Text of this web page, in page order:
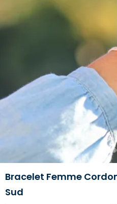
2
Bracelet Femme
Sud